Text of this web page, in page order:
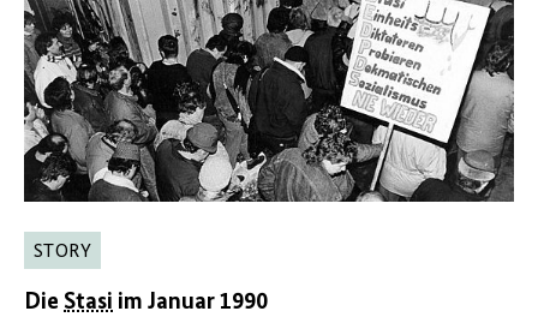
STORY
Die Stasi im Januar 1990